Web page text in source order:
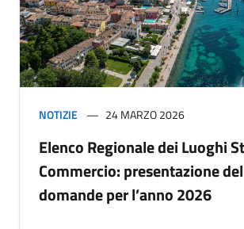
NOTIZIE 24 MARZO 2026
Elenco Regionale dei Luoghi
Commercio: presentazione
domande per l’anno 2026